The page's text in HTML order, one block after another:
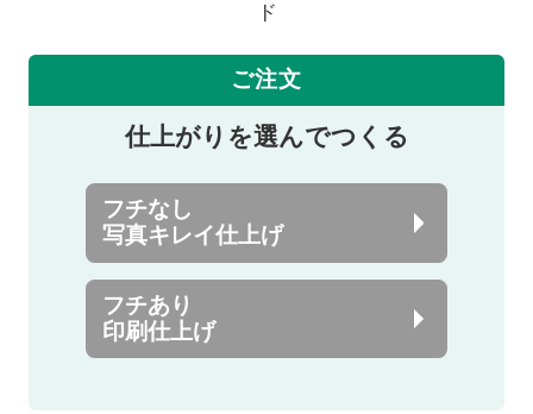
ド
ご注文
仕上がりを選んでつくる
フチなし
写真キレイ仕上げ
フチあり
印刷仕上げ